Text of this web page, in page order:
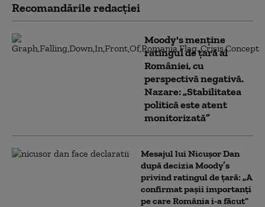
Recomandările redacţiei
Moody's menține
ratingul de țară al
României, cu
perspectivă negativă.
Nazare: „Stabilitatea
politică este atent
monitorizată”
Mesajul lui Nicușor Dan
după decizia Moody’s
privind ratingul de țară: „A
confirmat pașii importanți
pe care România i-a făcut”